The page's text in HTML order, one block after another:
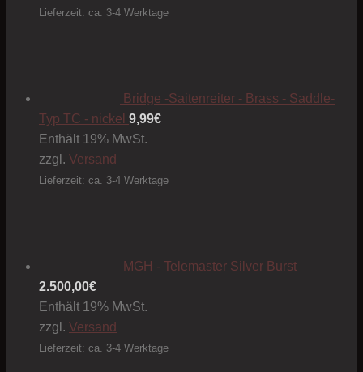
Lieferzeit: ca. 3-4 Werktage
Bridge -Saitenreiter - Brass - Saddle-
Typ TC - nickel 9,99€
Enthält 19% MwSt.
zzgl. Versand
Lieferzeit: ca. 3-4 Werktage
MGH - Telemaster Silver Burst
2.500,00€
Enthält 19% MwSt.
zzgl. Versand
Lieferzeit: ca. 3-4 Werktage